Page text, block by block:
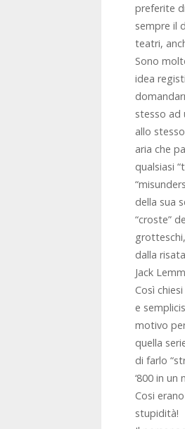
preferite
sempre il
teatri,
Sono
idea
stesso ad
allo
aria che
qualsiasi
della sua
“croste”
dalla
Jack
Così
e
motivo
quella
di farlo
‘800 in
Cosi
stupidità!